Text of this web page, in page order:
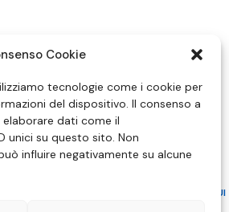
Cookie
tecnologie come i cookie per
del dispositivo. Il consenso a
dati come il
unici su questo sito. Non
influire negativamente su alcune
DEL PRINCIPIO DEL PLURALISMO, DI CUI